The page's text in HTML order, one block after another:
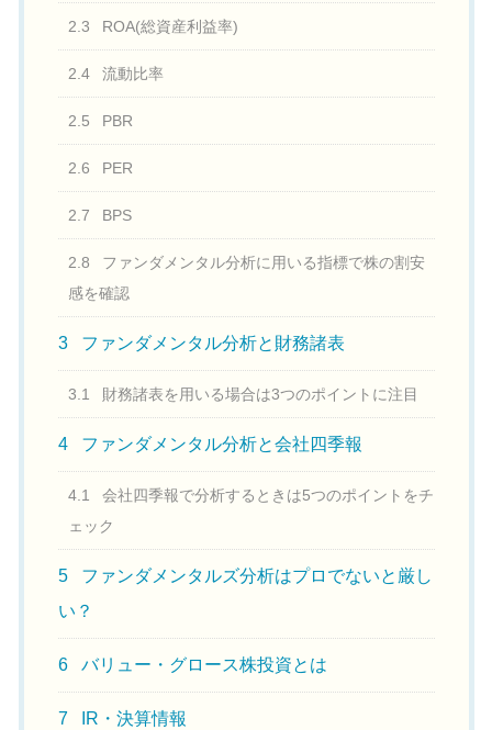
2.3 ROA(総資産利益率)
2.4 流動比率
2.5 PBR
2.6 PER
2.7 BPS
2.8
ファンダメンタル分析に用いる指標で株の割安
感を確認
3 ファンダメンタル分析と財務諸表
3.1 財務諸表を用いる場合は3つのポイントに注目
4 ファンダメンタル分析と会社四季報
4.1
会社四季報で分析するときは5つのポイントをチ
ェック
5
ファンダメンタルズ分析はプロでないと厳し
い？
6 バリュー・グロース株投資とは
7 IR・決算情報